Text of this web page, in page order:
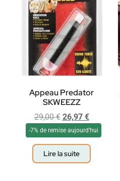
Appeau Predator
SKWEEZZ
29,00€ 26,97 €
-7% de remise aujourd'hui
Lire la suite